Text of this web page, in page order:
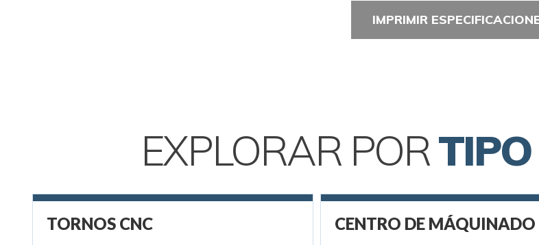
IMPRIMIR
EXPLORAR PORTIPO
TORNOS CNC CENTRO DE MÁQUINADO